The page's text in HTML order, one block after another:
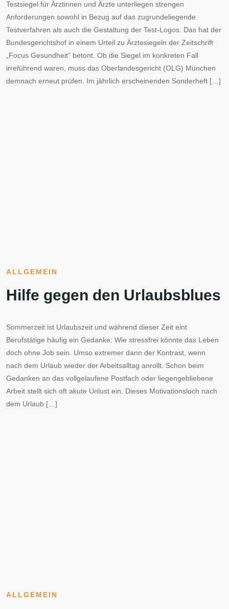
Testsiegel für Ärztinnen und Ärzte unterliegen strengen
Anforderungen sowohl in Bezug auf das zugrundeliegende
Testverfahren als auch die Gestaltung der Test-Logos. Das hat der
Bundesgerichtshof in einem Urteil zu Ärztesiegeln der Zeitschrift
„Focus Gesundheit“ betont. Ob die Siegel im konkreten Fall
irreführend waren, muss das Oberlandesgericht (OLG) München
demnach erneut prüfen. Im jährlich erscheinenden Sonderheft […]
ALLGEMEIN
Hilfe gegen den Urlaubsblues
Sommerzeit ist Urlaubszeit und während dieser Zeit eint
Berufstätige häufig ein Gedanke: Wie stressfrei könnte das Leben
doch ohne Job sein. Umso extremer dann der Kontrast, wenn
nach dem Urlaub wieder der Arbeitsalltag anrollt. Schon beim
Gedanken an das vollgelaufene Postfach oder liegengebliebene
Arbeit stellt sich oft akute Unlust ein. Dieses Motivationsloch nach
dem Urlaub […]
ALLGEMEIN